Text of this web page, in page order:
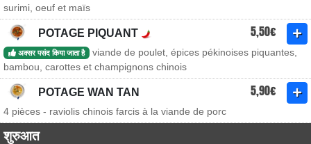
surimi, oeuf et maïs
POTAGE PIQUANT 5,50€
अक्सर पसंद किया जाता है
viande de poulet, épices pékinoises piquantes,
bambou, carottes et champignons chinois
POTAGE WAN TAN 5,90€
4 pièces - raviolis chinois farcis à la viande de porc
शुरुआत